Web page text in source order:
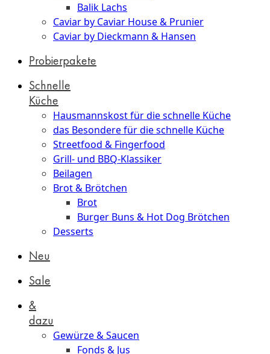
Balik Lachs
Caviar by Caviar House & Prunier
Caviar by Dieckmann & Hansen
Probierpakete
Schnelle
Küche
Hausmannskost für die schnelle Küche
das Besondere für die schnelle Küche
Streetfood & Fingerfood
Grill- und BBQ-Klassiker
Beilagen
Brot & Brötchen
Brot
Burger Buns & Hot Dog Brötchen
Desserts
Neu
Sale
&
dazu
Gewürze & Saucen
Fonds & Jus